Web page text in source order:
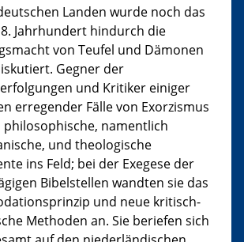
Landen wurde noch das
Jahrhundert hindurch die
von Teufel und Dämonen
Gegner der
und Kritiker einiger
erregender Fälle von Exorzismus
namentlich
und theologische
ins Feld; bei der Exegese der
Bibelstellen wandten sie das
und neue kritisch-
Methoden an. Sie beriefen sich